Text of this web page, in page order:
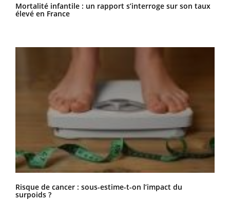
Mortalité infantile : un rapport s’interroge sur son taux
élevé en France
Risque de cancer : sous-estime-t-on l’impact du
surpoids ?